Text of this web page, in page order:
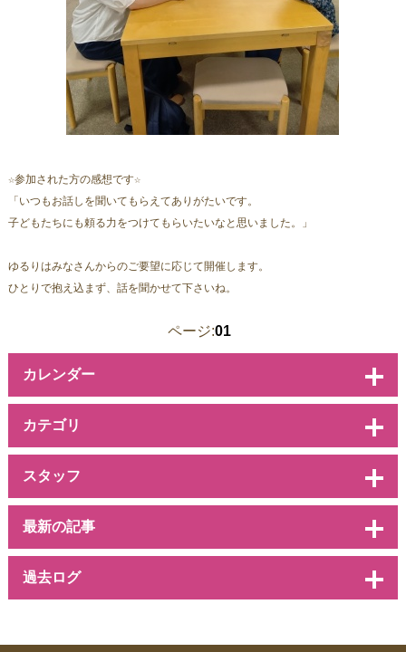
☆参加された方の感想です☆
「いつもお話しを聞いてもらえてありがたいです。
子どもたちにも頼る力をつけてもらいたいなと思いました。」
ゆるりはみなさんからのご要望に応じて開催します。
ひとりで抱え込まず、話を聞かせて下さいね。
ページ:01
カレンダー
カテゴリ
スタッフ
最新の記事
過去ログ